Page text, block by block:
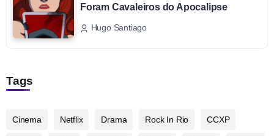
Foram Cavaleiros do Apocalipse
Hugo Santiago
Tags
Cinema Netflix Drama Rock In Rio CCXP